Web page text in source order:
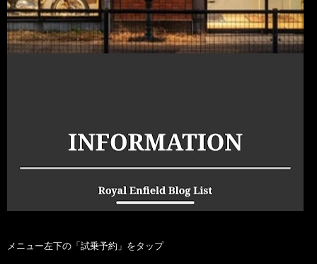
メニュー左下の「試乗予約」をタップ